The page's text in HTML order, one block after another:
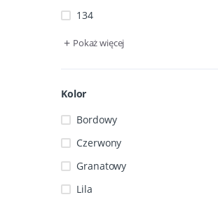
134
+ Pokaż więcej
Kolor
Bordowy
Czerwony
Granatowy
Lila